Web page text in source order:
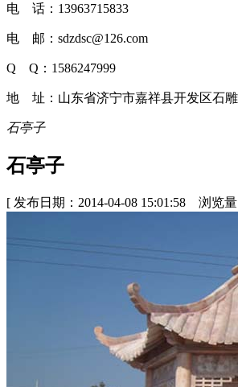
电 话：13963715833
电 邮：sdzdsc@126.com
Q Q：1586247999
地 址：山东省济宁市嘉祥县开发区石
石亭子
石亭子
[ 发布日期：2014-04-08 15:01:58 浏览